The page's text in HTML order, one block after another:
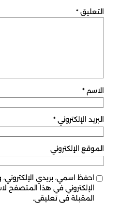
التعليق *
الاسم *
البريد الإلكتروني *
الموقع الإلكتروني
احفظ اسمي، بريدي
الإلكتروني في هذا المتصفح
المقبلة في تعليقي.